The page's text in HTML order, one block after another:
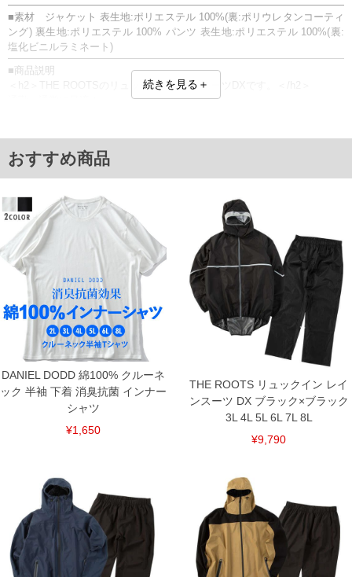
■素材 ジャケット 表生地:ポリエステル 100%(裏:ポリウレタンコーティ
ング) 裏生地:ポリエステル 100% パンツ 表生地:ポリエステル 100%(裏:
塩化ビニルラミネート)
■商品説明
＜h2＞THE ROOTSのリュックインレインスーツDXです。＜/h2＞
し、めくれ上がりも軽減。
視界も確保。
【360度反射で夜間も安心】
ジャケット（胸・腕・背中）＋パンツ裾に反射素材を配置。暗い道でも
しっかり視認。
【雨の侵入を防ぐ2WAYカフス】
通常仕様＋サムホールフィットの2WAY。ハンドル操作時も袖口からの浸
水を軽減。
【防水性を高めたパンツ設計】
ヒップ部分は縫い目のない構造で、水の侵入を軽減し快適な着用感。
【サイズについて】
サイズ表のウエストサイズは適応範囲となります。
耐水圧:12,000㎜H〓O
透湿性:5,000g/㎡・24h以上(ジャケットのみ)
ジャケット ：フルジップ(ダブルファスナー)／バックファスナー／袖口ス
ナップボタン／フード(取り外し可・スナップボタン・調節ひも)／マイク
ロメッシュ裏地
パンツ：前閉じ／ウエストゴムシャーリング(調節ひも有)／裾スナップボ
【撥水】 雨や水を弾きやすい加工です。 (はっ水加工は永久的なものでは
なく、繰り返しの着用や汚れの付着により効果が低下します)(表生地は環
境に配慮した撥水剤を使用しています)
■サイズ表
[トップス]
サイズ/バスト/総丈/裾周り/裄丈/袖口
続きを見る＋
おすすめ商品
DANIEL DODD 綿100% クルーネ
ック 半袖 下着 消臭抗菌 インナー
シャツ
¥1,650
THE ROOTS リュックイン レイ
ンスーツ DX ブラック×ブラック
3L 4L 5L 6L 7L 8L
¥9,790